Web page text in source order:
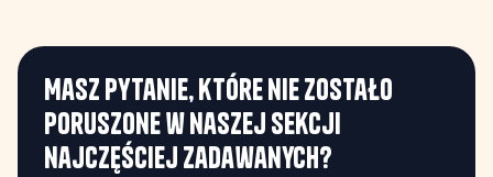
Masz pytanie, które nie zostało
poruszone w naszej sekcji
najczęściej zadawanych?